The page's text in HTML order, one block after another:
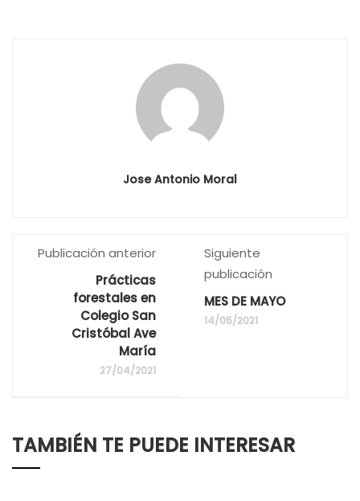
Jose Antonio Moral
Publicación anterior
Prácticas
forestales en
Colegio San
Cristóbal Ave
María
27/04/2021
Siguiente
publicación
MES DE MAYO
14/05/2021
TAMBIÉN TE PUEDE INTERESAR